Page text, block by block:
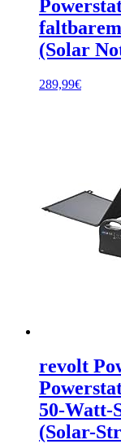
(Solar
289,99€
revolt
50-Watt-
(Solar-